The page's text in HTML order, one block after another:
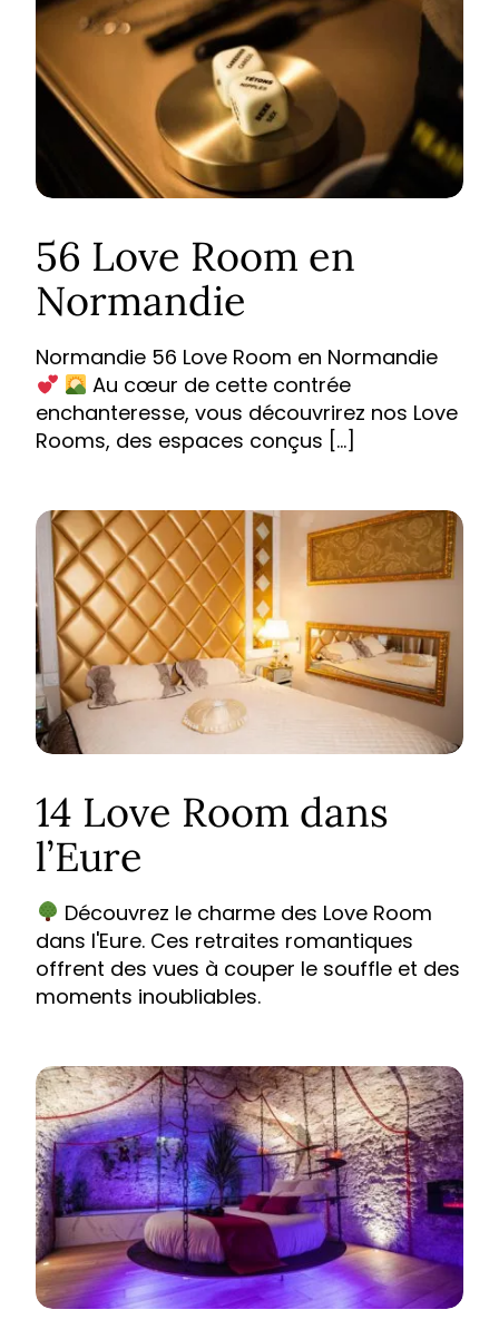
56 Love Room en
Normandie
Normandie 56 Love Room en Normandie
Au cœur de cette contrée
enchanteresse, vous découvrirez nos Love
Rooms, des espaces conçus […]
14 Love Room dans
l’Eure
Découvrez le charme des Love Room
dans l'Eure. Ces retraites romantiques
offrent des vues à couper le souffle et des
moments inoubliables.